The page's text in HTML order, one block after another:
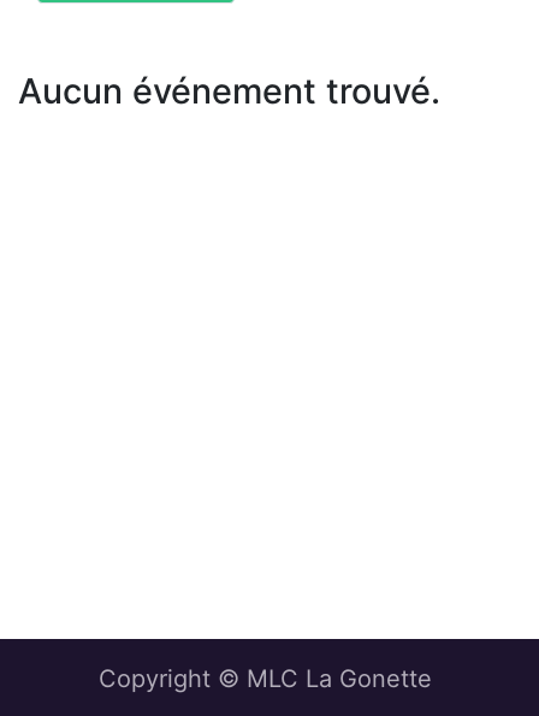
Aucun événement trouvé.
Copyright © MLC La Gonette